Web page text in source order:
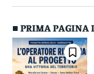
■ PRIMA PAGINA